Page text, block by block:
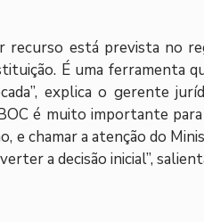
recurso está prevista no
É uma ferramenta
explica o gerente
é muito importante
e chamar a atenção do
a decisão inicial”,